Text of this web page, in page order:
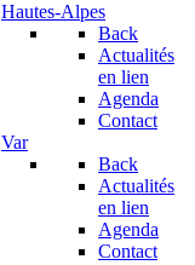
Hautes-Alpes
Back
Actualités
en lien
Agenda
Contact
Var
Back
Actualités
en lien
Agenda
Contact